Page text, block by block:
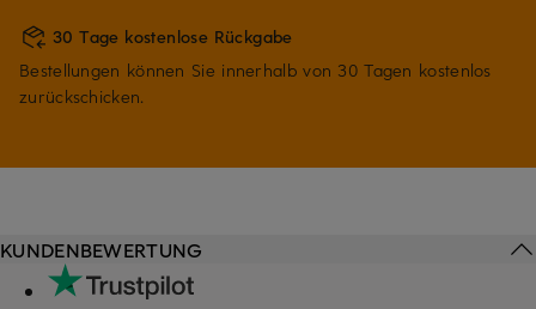
30 Tage kostenlose Rückgabe
Bestellungen können Sie innerhalb von 30 Tagen kostenlos
zurückschicken.
KUNDENBEWERTUNG